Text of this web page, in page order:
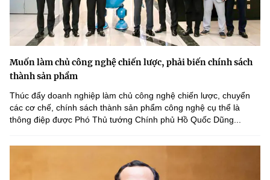
Muốn làm chủ công nghệ chiến lược, phải biến chính sách
thành sản phẩm
Thúc đẩy doanh nghiệp làm chủ công nghệ chiến lược, chuyển
các cơ chế, chính sách thành sản phẩm công nghệ cụ thể là
thông điệp được Phó Thủ tướng Chính phủ Hồ Quốc Dũng...